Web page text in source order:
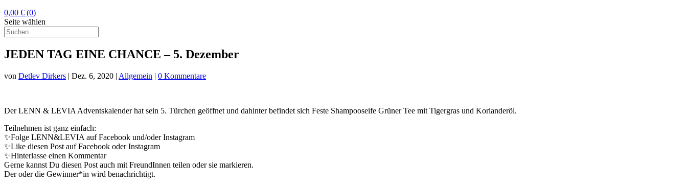
0,00 € (0)
Seite wählen
JEDEN TAG EINE CHANCE – 5. Dezember
von Detlev Dirkers | Dez. 6, 2020 | Allgemein | 0 Kommentare
Der LENN & LEVIA Adventskalender hat sein 5. Türchen geöffnet und dahinter befindet sich Feste Shampooseife Grüner Tee mit Tigergras und Korianderöl.
Teilnehmen ist ganz einfach:
✨Folge LENN&LEVIA auf Facebook und/oder Instagram
✨Like diesen Post auf Facebook oder Instagram
✨Hinterlasse einen Kommentar
Gerne kannst Du diesen Post auch mit FreundInnen teilen oder sie markieren.
Der oder die Gewinner*in wird benachrichtigt.